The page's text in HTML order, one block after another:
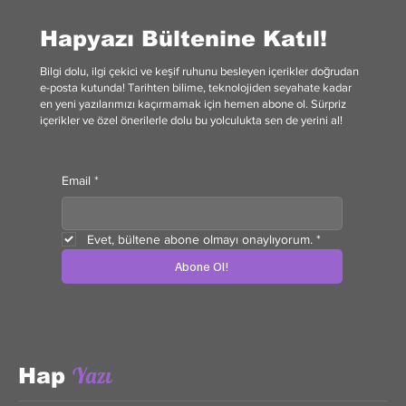
Hapyazı Bültenine Katıl!
Email *
Evet, bültene abone olmayı onaylıyorum. *
Abone Ol!
Bilgi dolu, ilgi çekici ve keşif ruhunu besleyen içerikler doğrudan
e-posta kutunda! Tarihten bilime, teknolojiden seyahate kadar
en yeni yazılarımızı kaçırmamak için hemen abone ol. Sürpriz
içerikler ve özel önerilerle dolu bu yolculukta sen de yerini al!
Hap Yazı